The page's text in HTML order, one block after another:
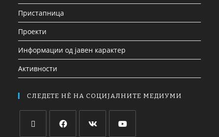
Пристапница
Проекти
Информации од јавен карактер
Активности
СЛЕДЕТЕ НЀ НА СОЦИЈАЛНИТЕ МЕДИУМИ